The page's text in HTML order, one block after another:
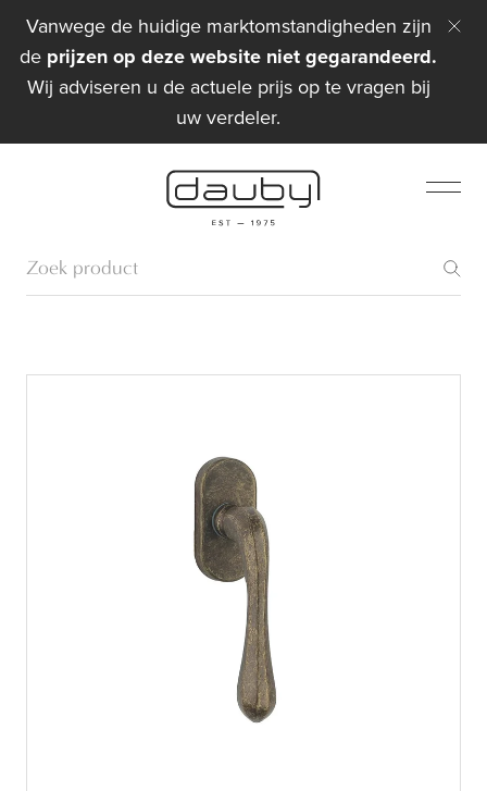
Vanwege de huidige marktomstandigheden zijn
de prijzen op deze website niet gegarandeerd.
Wij adviseren u de actuele prijs op te vragen bij
uw verdeler.